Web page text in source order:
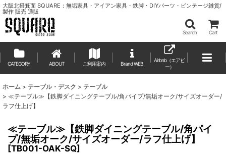
大阪北摂箕面 SQUARE：無垢家具・アイアン家具・鉄脚・DIYパーツ・ビンテージ雑貨/
製作 販売 通販
Search Cart
CATEGORY ABOUT ご利用案内
Airbnb（エアビ
ー）
ホーム > テーブル・デスク > テーブル
> ≪テーブル≫【鉄脚ダイニングテーブル/角パイプ/無垢オーク/サイズオーダー/
ラフ仕上げ】
≪テーブル≫【鉄脚ダイニングテーブル/角パイ
プ/無垢オーク/サイズオーダー/ラフ仕上げ】
[TB001-OAK-SQ]